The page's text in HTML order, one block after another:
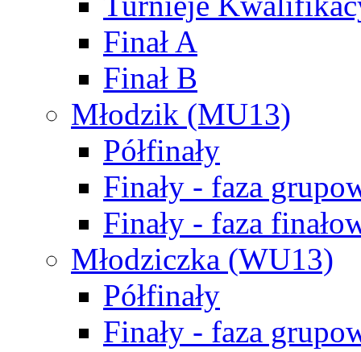
Finał A
Finał B
Młodzik (MU13)
Półfinały
Finały - faza
Finały - faza
Młodziczka (WU13)
Półfinały
Finały - faza